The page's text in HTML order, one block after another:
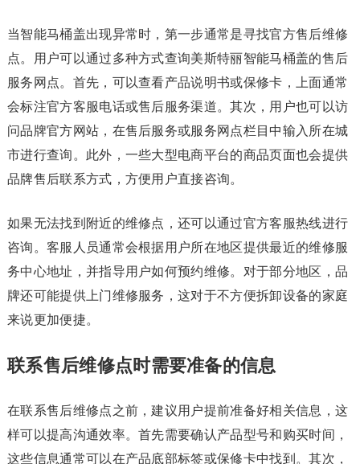
当智能马桶盖出现异常时，第一步通常是寻找官方售后维修
点。用户可以通过多种方式查询美斯特丽智能马桶盖的售后
服务网点。首先，可以查看产品说明书或保修卡，上面通常
会标注官方客服电话或售后服务渠道。其次，用户也可以访
问品牌官方网站，在售后服务或服务网点栏目中输入所在城
市进行查询。此外，一些大型电商平台的商品页面也会提供
品牌售后联系方式，方便用户直接咨询。
如果无法找到附近的维修点，还可以通过官方客服热线进行
咨询。客服人员通常会根据用户所在地区提供最近的维修服
务中心地址，并指导用户如何预约维修。对于部分地区，品
牌还可能提供上门维修服务，这对于不方便拆卸设备的家庭
来说更加便捷。
联系售后维修点时需要准备的信息
在联系售后维修点之前，建议用户提前准备好相关信息，这
样可以提高沟通效率。首先需要确认产品型号和购买时间，
这些信息通常可以在产品底部标签或保修卡中找到。其次，